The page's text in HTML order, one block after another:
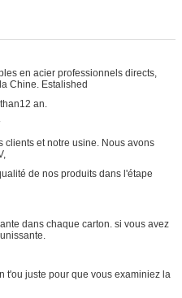
en acier professionnels directs,
Chine. Estalished
an.
clients et notre usine. Nous avons
de nos produits dans l'étape
dans chaque carton. si vous avez
t'ou juste pour que vous examiniez la